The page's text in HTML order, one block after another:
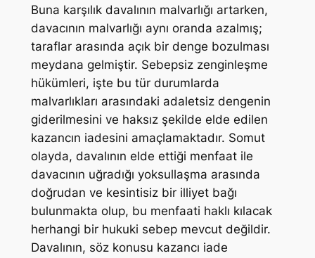
Buna karşılık davalının malvarlığı artarken,
davacının malvarlığı aynı oranda azalmış;
taraflar arasında açık bir denge bozulması
meydana gelmiştir. Sebepsiz zenginleşme
hükümleri, işte bu tür durumlarda
malvarlıkları arasındaki adaletsiz dengenin
giderilmesini ve haksız şekilde elde edilen
kazancın iadesini amaçlamaktadır. Somut
olayda, davalının elde ettiği menfaat ile
davacının uğradığı yoksullaşma arasında
doğrudan ve kesintisiz bir illiyet bağı
bulunmakta olup, bu menfaati haklı kılacak
herhangi bir hukuki sebep mevcut değildir.
Davalının, söz konusu kazancı iade